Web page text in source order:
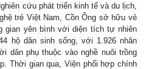
cứu phát triển kinh tế và du lịch,
trẻ Việt Nam, Cồn Ông sở hữu vẻ
gian yên bình với diện tích tự nhiên
hộ dân sinh sống, với 1.926 nhân
dân phụ thuộc vào nghề nuôi trồng
Thời gian qua, Viện phối hợp chính